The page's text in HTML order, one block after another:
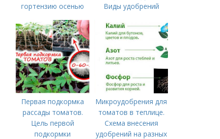
гортензию осенью
Виды удобрений
Первая подкормка
рассады томатов.
Цель первой
подкормки
Микроудобрения для
томатов в теплице.
Схема внесения
удобрений на разных